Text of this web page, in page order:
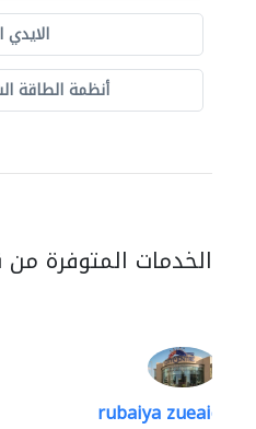
الايدي
أنظمة الطاقة
الخدمات المتوفرة
rubaiya zueaid